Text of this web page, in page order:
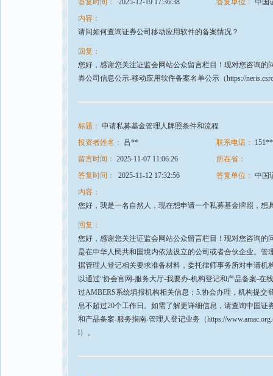
答复时间： 2025-12-19 17:36:38 答复单位： 中国
内容：
请问如何查询证券公司移动应用软件的备案情况？
回复：
您好，感谢您关注证监会网站公众留言栏目！现对您咨询
券公司信息公示-移动应用软件备案名单公示（https://
标题： 申请私募基金管理人牌照条件和流程
投资者姓名：
吕** 联系电话：
留言时间： 2025-11-07 11:06:26
所在省：
答复时间：
2025-11-12 17:32:56 答复单位： 中国
内容：
您好，我是一名自然人，现在想申请一个私募基金牌照，想
回复：
您好，感谢您关注证监会网站公众留言栏目！现对您咨询
是在中华人民共和国境内依法设立的公司或者合伙企业。
据管理人登记相关要求准备材料，委托律师事务所对申请
以通过“协会官网-服务大厅-我要办-机构登记和产品备案-在
过AMBERS系统填报机构相关信息；5.协会办理，机构提
息不超过20个工作日。如需了解更详细信息，请查询中国
和产品备案-服务指南-管理人登记业务（https://
l）。